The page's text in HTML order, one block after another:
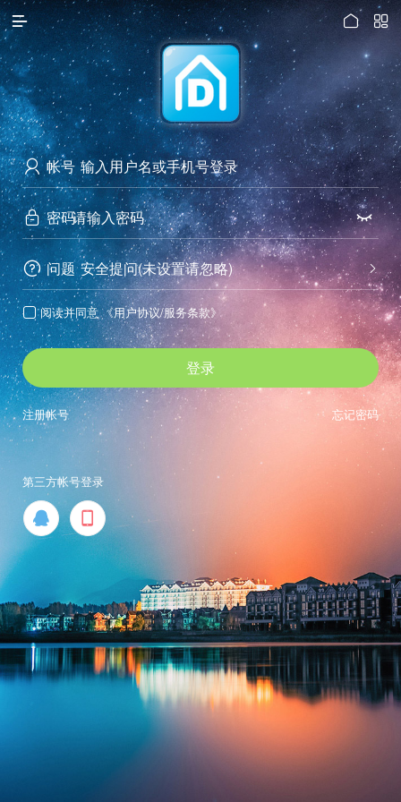

访问电脑版
 

 帐号
 密码 
 问题 
安全提问(未设置请忽略)
 阅读并同意 《用户协议/服务条款》
登录
忘记密码
注册帐号
第三方帐号登录
 